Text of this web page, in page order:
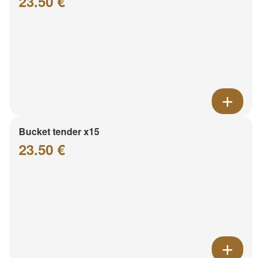
Bucket tender x15
23.50 €